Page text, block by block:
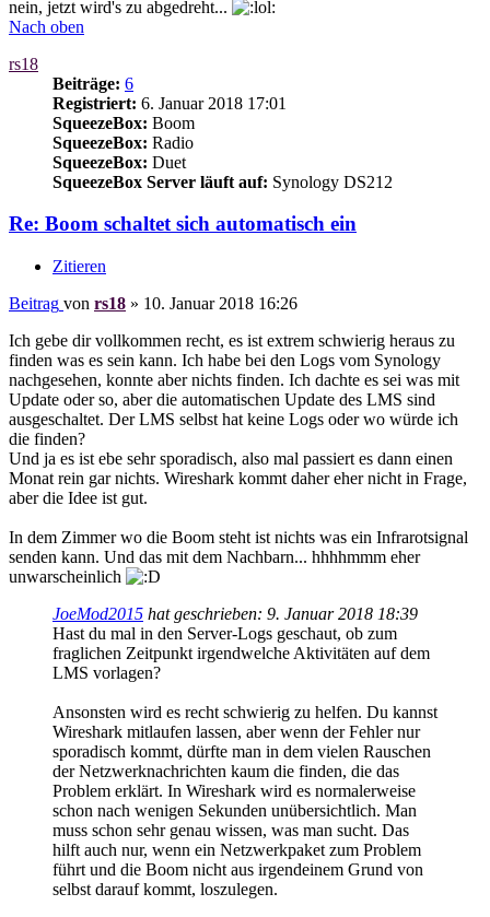
nein, jetzt wird's zu abgedreht...
Nach oben
rs18
Beiträge: 6
Registriert: 6. Januar 2018 17:01
SqueezeBox: Boom
SqueezeBox: Radio
SqueezeBox: Duet
SqueezeBox Server läuft auf: Synology DS212
Re: Boom schaltet sich automatisch ein
Zitieren
Beitrag von rs18 » 10. Januar 2018 16:26
Ich gebe dir vollkommen recht, es ist extrem schwierig heraus zu
finden was es sein kann. Ich habe bei den Logs vom Synology
nachgesehen, konnte aber nichts finden. Ich dachte es sei was mit
Update oder so, aber die automatischen Update des LMS sind
ausgeschaltet. Der LMS selbst hat keine Logs oder wo würde ich
die finden?
Und ja es ist ebe sehr sporadisch, also mal passiert es dann einen
Monat rein gar nichts. Wireshark kommt daher eher nicht in Frage,
aber die Idee ist gut.
In dem Zimmer wo die Boom steht ist nichts was ein Infrarotsignal
senden kann. Und das mit dem Nachbarn... hhhhmmm eher
unwarscheinlich
JoeMod2015 hat geschrieben: 9. Januar 2018 18:39
Hast du mal in den Server-Logs geschaut, ob zum
fraglichen Zeitpunkt irgendwelche Aktivitäten auf dem
LMS vorlagen?
Ansonsten wird es recht schwierig zu helfen. Du kannst
Wireshark mitlaufen lassen, aber wenn der Fehler nur
sporadisch kommt, dürfte man in dem vielen Rauschen
der Netzwerknachrichten kaum die finden, die das
Problem erklärt. In Wireshark wird es normalerweise
schon nach wenigen Sekunden unübersichtlich. Man
muss schon sehr genau wissen, was man sucht. Das
hilft auch nur, wenn ein Netzwerkpaket zum Problem
führt und die Boom nicht aus irgendeinem Grund von
selbst darauf kommt, loszulegen.